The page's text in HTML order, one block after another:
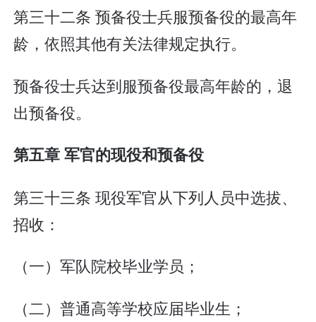
第三十二条 预备役士兵服预备役的最高年
龄，依照其他有关法律规定执行。
预备役士兵达到服预备役最高年龄的，退
出预备役。
第五章 军官的现役和预备役
第三十三条 现役军官从下列人员中选拔、
招收：
（一）军队院校毕业学员；
（二）普通高等学校应届毕业生；